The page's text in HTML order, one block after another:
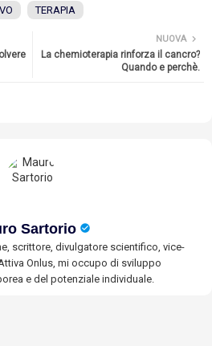
TERAPIA
NUOVA
La chemioterapia rinforza il cancro?
Quando e perchè.
Sartorio
scrittore, divulgatore scientifico, vice-
Onlus, mi occupo di sviluppo
e del potenziale individuale.